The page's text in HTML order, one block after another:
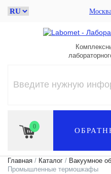
0
Главная / Каталог / Вакуумное
Промышленные термошкафы